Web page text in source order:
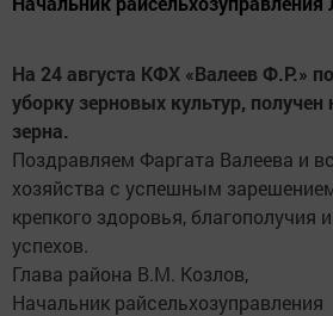
На 24 августа КФХ «Валеев Ф.Р.»
уборку зерновых культур,
зерна.
Поздравляем Фаргата Валеева и
хозяйства с успешным
крепкого здоровья, благополучия
успехов.
Глава района В.М. Козлов,
Начальник райсельхозуправления